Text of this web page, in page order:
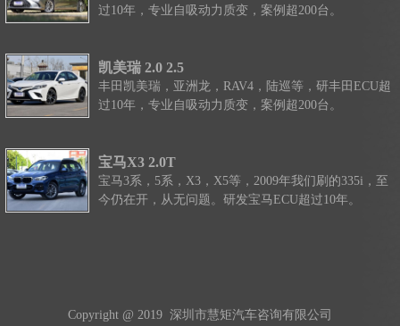
过10年，专业自吸动力质变，案例超200台。
凯美瑞 2.0 2.5
丰田凯美瑞，亚洲龙，RAV4，陆巡等，研丰田ECU超
过10年，专业自吸动力质变，案例超200台。
宝马X3 2.0T
宝马3系，5系，X3，X5等，2009年我们刷的335i，至
今仍在开，从无问题。研发宝马ECU超过10年。
Copyright @ 2019 深圳市慧矩汽车咨询有限公司